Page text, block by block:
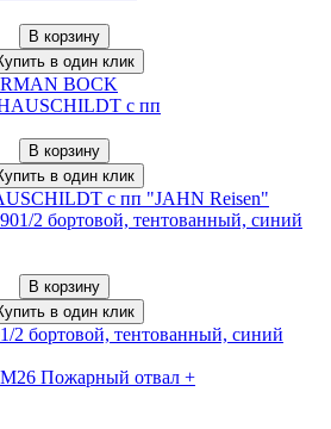
В корзину
в один клик
BOCK
В корзину
в один клик
с пп "JAHN Reisen"
В корзину
в один клик
2 бортовой, тентованный, синий